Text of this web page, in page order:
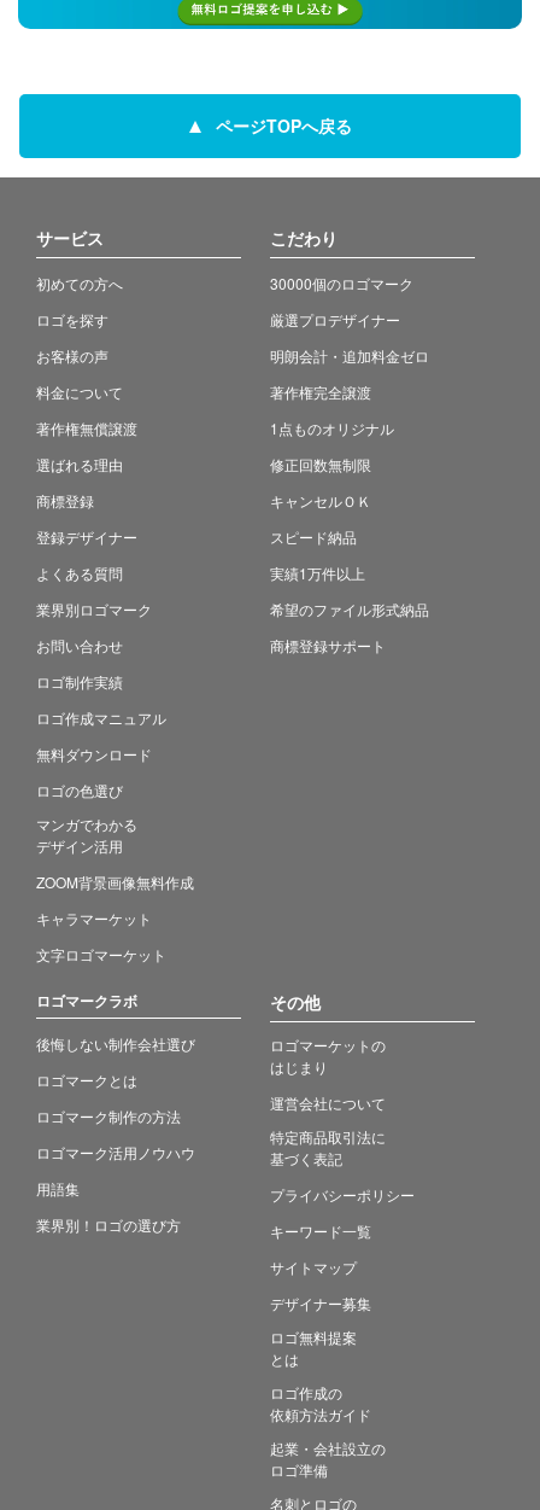
ページTOPへ戻る
サービス
初めての方へ
ロゴを探す
お客様の声
料金について
著作権無償譲渡
選ばれる理由
商標登録
登録デザイナー
よくある質問
業界別ロゴマーク
お問い合わせ
ロゴ制作実績
ロゴ作成マニュアル
無料ダウンロード
ロゴの色選び
マンガでわかる
デザイン活用
ZOOM背景画像無料作成
キャラマーケット
文字ロゴマーケット
こだわり
30000個のロゴマーク
厳選プロデザイナー
明朗会計・追加料金ゼロ
著作権完全譲渡
1点ものオリジナル
修正回数無制限
キャンセルＯＫ
スピード納品
実績1万件以上
希望のファイル形式納品
商標登録サポート
ロゴマークラボ
後悔しない制作会社選び
ロゴマークとは
ロゴマーク制作の方法
ロゴマーク活用ノウハウ
用語集
業界別！ロゴの選び方
その他
ロゴマーケットの
はじまり
運営会社について
特定商品取引法に
基づく表記
プライバシーポリシー
キーワード一覧
サイトマップ
デザイナー募集
ロゴ無料提案
とは
ロゴ作成の
依頼方法ガイド
起業・会社設立の
ロゴ準備
名刺とロゴの